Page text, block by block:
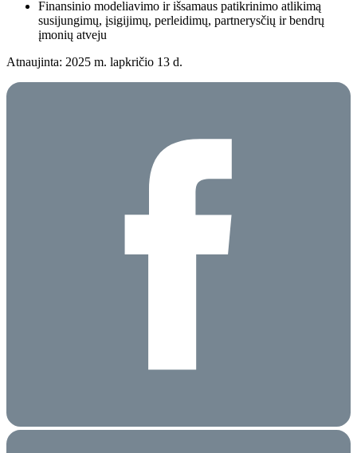
Finansinio modeliavimo ir išsamaus patikrinimo atlikimą
susijungimų, įsigijimų, perleidimų, partnerysčių ir bendrų
įmonių atveju
Atnaujinta: 2025 m. lapkričio 13 d.